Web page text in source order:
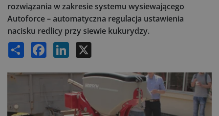
rozwiązania w zakresie systemu wysiewającego
Autoforce – automatyczna regulacja ustawienia
nacisku redlicy przy siewie kukurydzy.
Share Facebook LinkedIn